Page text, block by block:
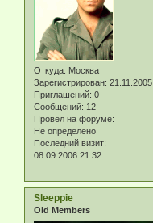
Откуда: Москва
Зарегистрирован: 21.11.2005
Приглашений: 0
Сообщений: 12
Провел на форуме:
Не определено
Последний визит:
08.09.2006 21:32
Sleeppie
Old Members